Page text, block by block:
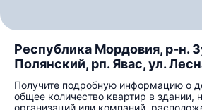
Республика Мордовия, р-н.
Полянский, рп. Явас, ул.
Получите подробную информацию о
общее количество квартир в здании,
организаций или компаний,